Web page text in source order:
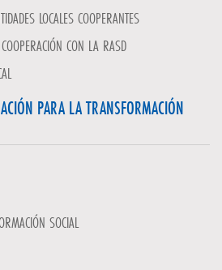
LOCALES COOPERANTES
CON LA RASD
PARA LA TRANSFORMACIÓN
SOCIAL